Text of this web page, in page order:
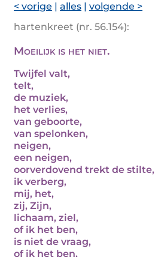
< vorige | alles | volgende >
hartenkreet (nr. 56.154):
Moeilijk is het niet.
Twijfel valt,
telt,
de muziek,
het verlies,
van geboorte,
van spelonken,
neigen,
een neigen,
oorverdovend trekt de stilte,
ik verberg,
mij, het,
zij, Zijn,
lichaam, ziel,
of ik het ben,
is niet de vraag,
of ik het ben,